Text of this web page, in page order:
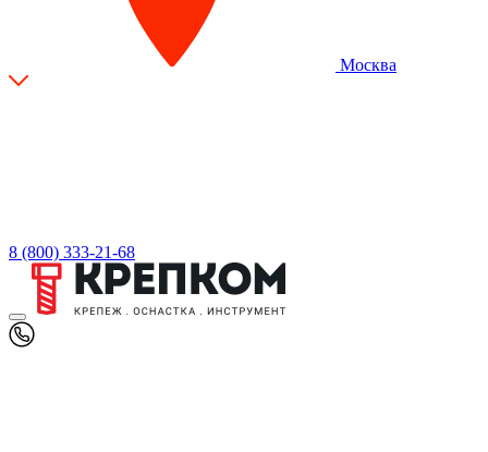
Москва
8 (800) 333-21-68